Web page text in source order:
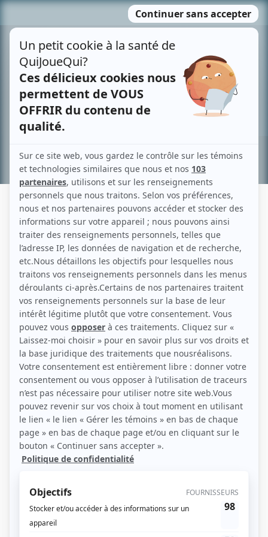
MENU
contenu
Recherche avancée »
JEAN-PIERRE CARTIER
Liens
Fiche de Jean-Pierre Cartier sur Showbizz.net
Personnages
Scoop(Doorman1993)
Manon(Reynaldo)
Métro boulot dodo( L'étranger)
Les Plouffe(Aumônier syndical)
Alain St-Germain
Les Brillant(Rôle inconnu)
Féminin pluriel(Rôle inconnu)
Lettre de Nouvelle-France( Rôle inconnu)
Le clan Beaulieu(Lambert Couture)
Dominique(Rôle inconnu)
Chère Isabelle(Roméo Leblanc
Les Berger (Dr Vignault)